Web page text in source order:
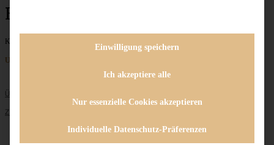
Birnenkuchen
Keine Beiträge gefunden
Unternehmen
ÜBER MICH
ZUSAMMENARBEIT
Einwilligung speichern
Ich akzeptiere alle
Nur essenzielle Cookies akzeptieren
Individuelle Datenschutz-Präferenzen